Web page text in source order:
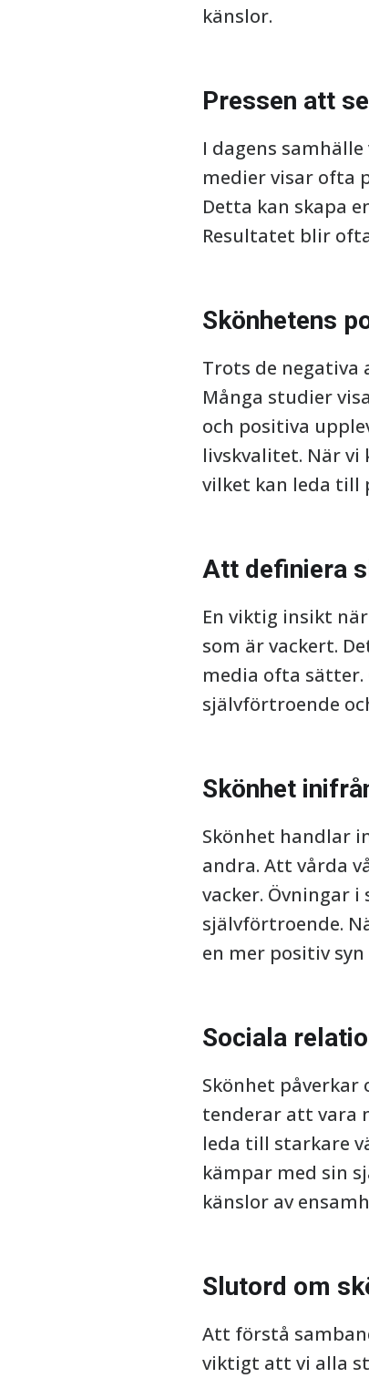
känslor.
Pressen att
I dagens
medier visar ofta
Detta kan skapa
Resultatet blir
Skönhetens
Trots de negativa
Många studier
och positiva
livskvalitet. När vi
vilket kan leda till
Att definiera
En viktig insikt
som är vackert.
media ofta
självförtroende
Skönhet
Skönhet handlar
andra. Att vårda
vacker. Övningar
självförtroende.
en mer positiv
Sociala
Skönhet påverkar
tenderar att vara
leda till starkare
kämpar med sin
känslor av
Slutord om
Att förstå
viktigt att vi alla